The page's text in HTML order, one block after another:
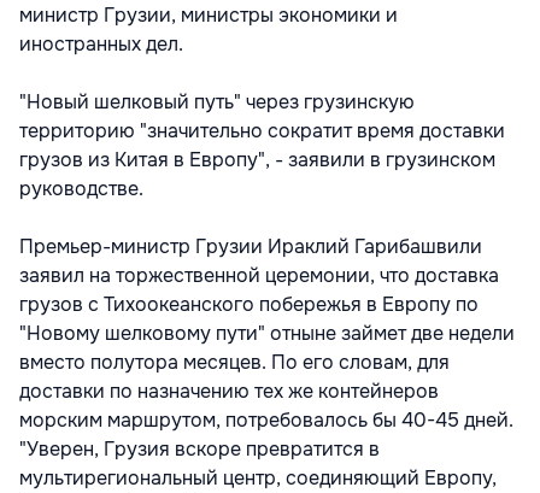
министр Грузии, министры экономики и
иностранных дел.
"Новый шелковый путь" через грузинскую
территорию "значительно сократит время доставки
грузов из Китая в Европу", - заявили в грузинском
руководстве.
Премьер-министр Грузии Ираклий Гарибашвили
заявил на торжественной церемонии, что доставка
грузов с Тихоокеанского побережья в Европу по
"Новому шелковому пути" отныне займет две недели
вместо полутора месяцев. По его словам, для
доставки по назначению тех же контейнеров
морским маршрутом, потребовалось бы 40-45 дней.
"Уверен, Грузия вскоре превратится в
мультирегиональный центр, соединяющий Европу,